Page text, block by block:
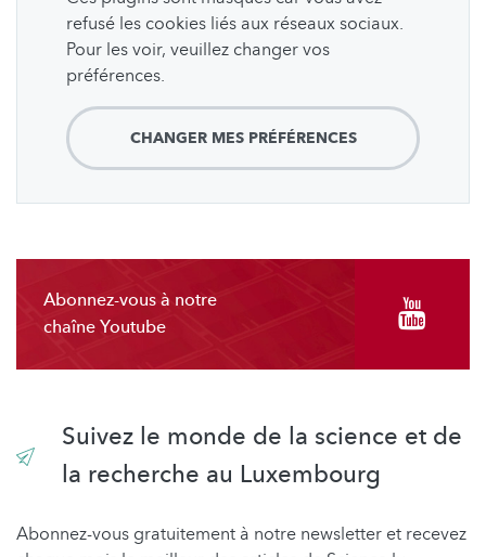
refusé les cookies liés aux réseaux sociaux.
Pour les voir, veuillez changer vos
préférences.
CHANGER MES PRÉFÉRENCES
Abonnez-vous à notre
chaîne Youtube
Suivez le monde de la science et de
la recherche au Luxembourg
Abonnez-vous gratuitement à notre newsletter et recevez